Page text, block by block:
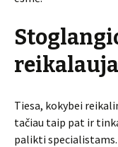
Tiesa, kokybei
tačiau taip pat ir
palikti